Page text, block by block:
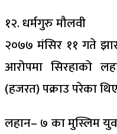
१२. धर्मगुरु मौलवी
२०७७ मंसिर ११ गते
आरोपमा सिरहाको
(हजरत) पक्राउ परेका
लहान– ७ का मुस्लिम